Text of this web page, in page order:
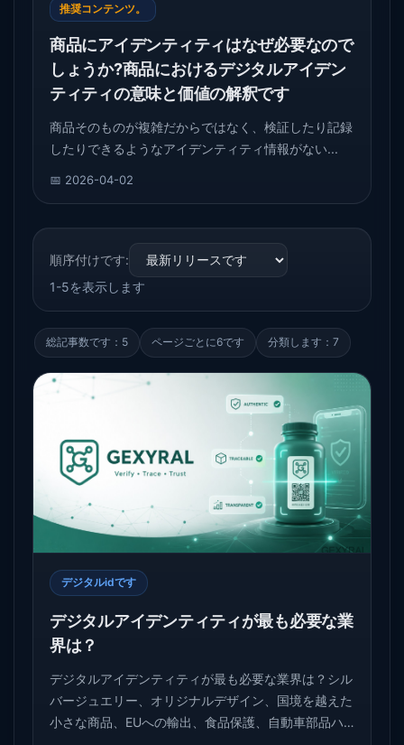
推奨コンテンツ。
商品にアイデンティティはなぜ必要なので
しょうか?商品におけるデジタルアイデン
ティティの意味と価値の解釈です
商品そのものが複雑だからではなく、検証したり記録
したりできるようなアイデンティティ情報がない...
📅 2026-04-02
順序付けです:
1-5を表示します
総記事数です：5 ページごとに6です 分類します：7
デジタルidです
デジタルアイデンティティが最も必要な業
界は？
デジタルアイデンティティが最も必要な業界は？シル
バージュエリー、オリジナルデザイン、国境を越えた
小さな商品、EUへの輸出、食品保護、自動車部品ハ